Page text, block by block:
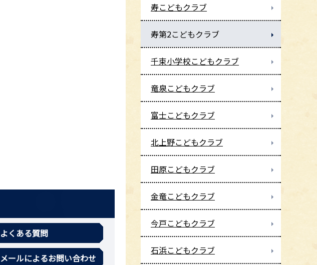
よくある質問
メールによるお問い合わせ
寿こどもクラブ
寿第2こどもクラブ
千束小学校こどもクラブ
竜泉こどもクラブ
富士こどもクラブ
北上野こどもクラブ
田原こどもクラブ
金竜こどもクラブ
今戸こどもクラブ
石浜こどもクラブ